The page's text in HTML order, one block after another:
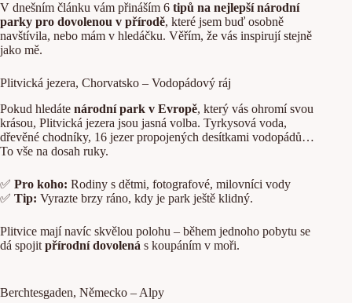
V dnešním článku vám přináším 6 tipů na nejlepší národní
parky pro dovolenou v přírodě, které jsem buď osobně
navštívila, nebo mám v hledáčku. Věřím, že vás inspirují stejně
jako mě.
Plitvická jezera, Chorvatsko – Vodopádový ráj
Pokud hledáte národní park v Evropě, který vás ohromí svou
krásou, Plitvická jezera jsou jasná volba. Tyrkysová voda,
dřevěné chodníky, 16 jezer propojených desítkami vodopádů…
To vše na dosah ruky.
✅ Pro koho: Rodiny s dětmi, fotografové, milovníci vody
✅ Tip: Vyrazte brzy ráno, kdy je park ještě klidný.
Plitvice mají navíc skvělou polohu – během jednoho pobytu se
dá spojit přírodní dovolená s koupáním v moři.
Berchtesgaden, Německo – Alpy